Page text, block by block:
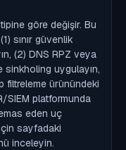
göre değişir. Bu
sınır güvenlik
(2) DNS RPZ veya
uygulayın,
ürünündeki
SIEM platformunda
eden uç
sayfadaki
inceleyin.